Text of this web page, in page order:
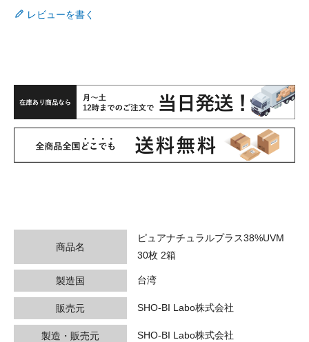
レビューを書く
商品名
ピュアナチュラルプラス38%UVM
30枚 2箱
製造国 台湾
販売元 SHO-BI Labo株式会社
製造・販売元 SHO-BI Labo株式会社